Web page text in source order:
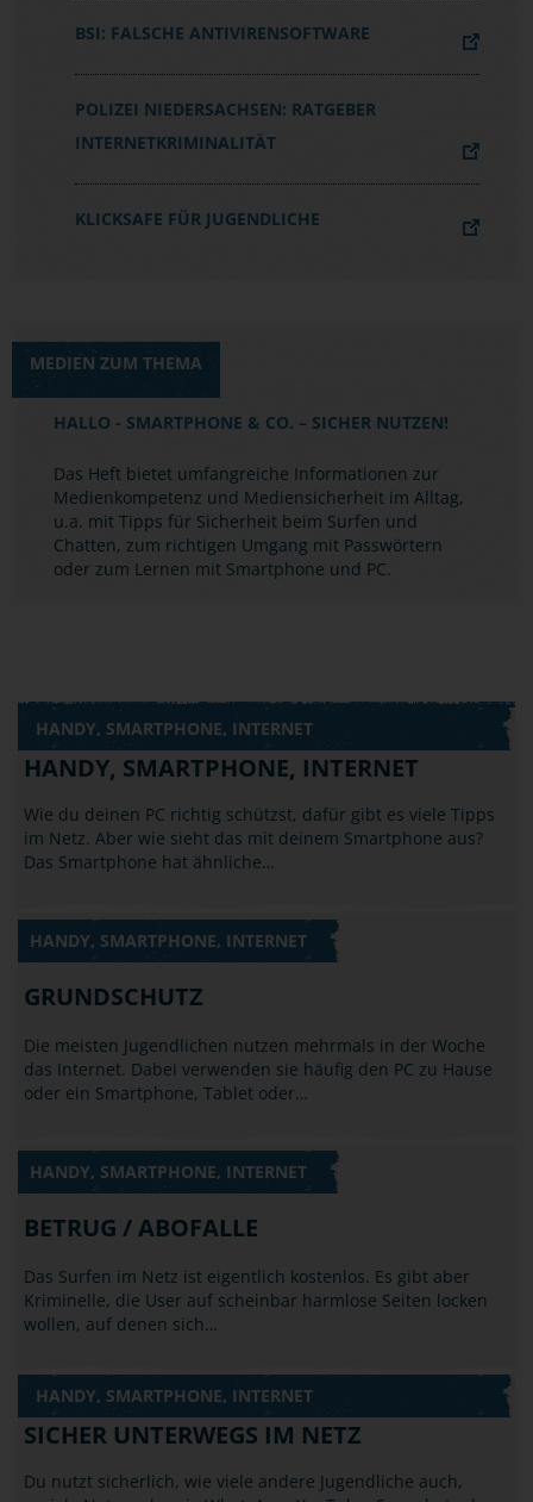
BSI: FALSCHE ANTIVIRENSOFTWARE
POLIZEI NIEDERSACHSEN: RATGEBER
INTERNETKRIMINALITÄT
KLICKSAFE FÜR JUGENDLICHE
MEDIEN ZUM THEMA
HALLO - SMARTPHONE & CO. – SICHER NUTZEN!
Das Heft bietet umfangreiche Informationen zur
Medienkompetenz und Mediensicherheit im Alltag,
u.a. mit Tipps für Sicherheit beim Surfen und
Chatten, zum richtigen Umgang mit Passwörtern
oder zum Lernen mit Smartphone und PC.
HANDY, SMARTPHONE, INTERNET
HANDY, SMARTPHONE, INTERNET
Wie du deinen PC richtig schützst, dafür gibt es viele Tipps
im Netz. Aber wie sieht das mit deinem Smartphone aus?
Das Smartphone hat ähnliche…
HANDY, SMARTPHONE, INTERNET
GRUNDSCHUTZ
Die meisten Jugendlichen nutzen mehrmals in der Woche
das Internet. Dabei verwenden sie häufig den PC zu Hause
oder ein Smartphone, Tablet oder…
HANDY, SMARTPHONE, INTERNET
BETRUG / ABOFALLE
Das Surfen im Netz ist eigentlich kostenlos. Es gibt aber
Kriminelle, die User auf scheinbar harmlose Seiten locken
wollen, auf denen sich…
HANDY, SMARTPHONE, INTERNET
SICHER UNTERWEGS IM NETZ
Du nutzt sicherlich, wie viele andere Jugendliche auch,